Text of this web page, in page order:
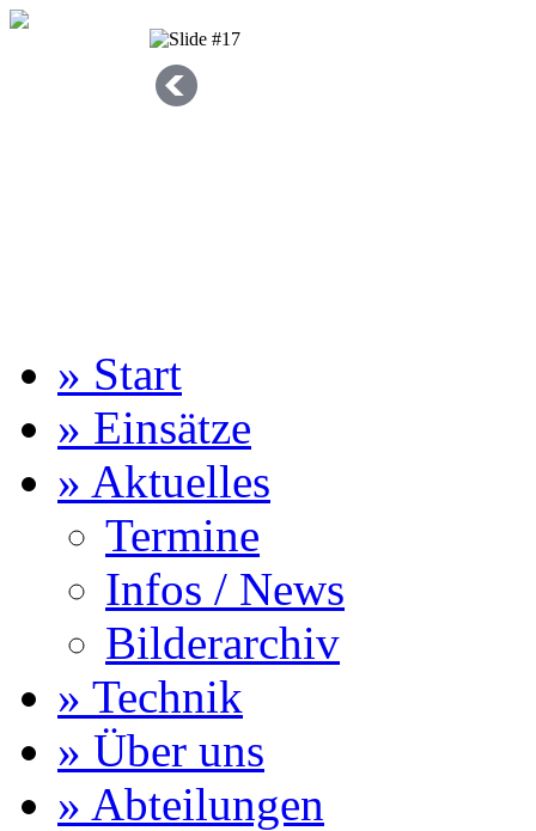
» Start
» Einsätze
» Aktuelles
Termine
Infos / News
Bilderarchiv
» Technik
» Über uns
» Abteilungen